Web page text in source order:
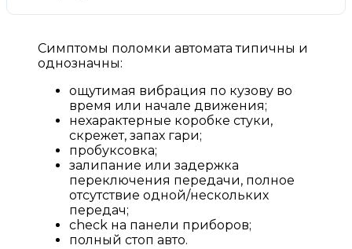
Симптомы поломки автомата типичны и
однозначны:
ощутимая вибрация по кузову во
время или начале движения;
нехарактерные коробке стуки,
скрежет, запах гари;
пробуксовка;
залипание или задержка
переключения передачи, полное
отсутствие одной/нескольких
передач;
check на панели приборов;
полный стоп авто.